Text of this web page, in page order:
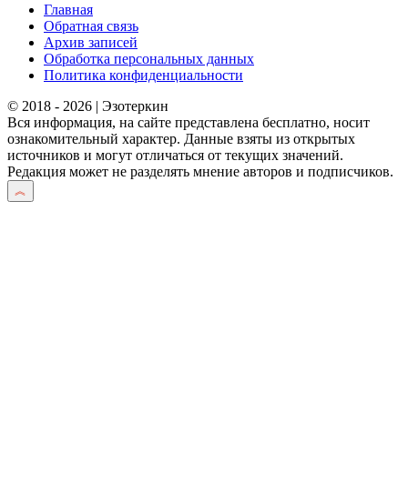
Главная
Обратная связь
Архив записей
Обработка персональных данных
Политика конфиденциальности
© 2018 - 2026 | Эзотеркин
Вся информация, на сайте представлена бесплатно, носит
ознакомительный характер. Данные взяты из открытых
источников и могут отличаться от текущих значений.
Редакция может не разделять мнение авторов и подписчиков.